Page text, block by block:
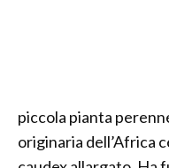
piccola pianta
originaria dell’Africa